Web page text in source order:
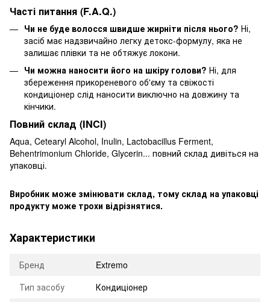
Часті питання (F.A.Q.)
Чи не буде волосся швидше жирніти після нього? Ні,
засіб має надзвичайно легку детокс-формулу, яка не
залишає плівки та не обтяжує локони.
Чи можна наносити його на шкіру голови? Ні, для
збереження прикореневого об'єму та свіжості
кондиціонер слід наносити виключно на довжину та
кінчики.
Повний склад (INCI)
Aqua, Cetearyl Alcohol, Inulin, Lactobacillus Ferment,
Behentrimonium Chloride, Glycerin... повний склад дивіться на
упаковці.
Виробник може змінювати склад, тому склад на упаковці
продукту може трохи відрізнятися.
Характеристики
Бренд
Extremo
Тип засобу
Кондиціонер